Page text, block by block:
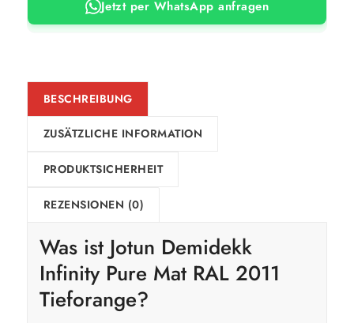
Jetzt per WhatsApp anfragen
BESCHREIBUNG
ZUSÄTZLICHE INFORMATION
PRODUKTSICHERHEIT
REZENSIONEN (0)
Was ist Jotun Demidekk
Infinity Pure Mat RAL 2011
Tieforange?